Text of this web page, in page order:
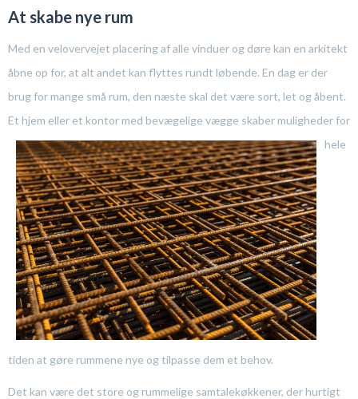
At skabe nye rum
Med en velovervejet placering af alle vinduer og døre kan en arkitekt
åbne op for, at alt andet kan flyttes rundt løbende. En dag er der
brug for mange små rum, den næste skal det være sort, let og åbent.
Et hjem eller et kontor med bevægelige vægge skaber muligheder for
hele
tiden at gøre rummene nye og tilpasse dem et behov.
Det kan være det store og rummelige samtalekøkkener, der hurtigt